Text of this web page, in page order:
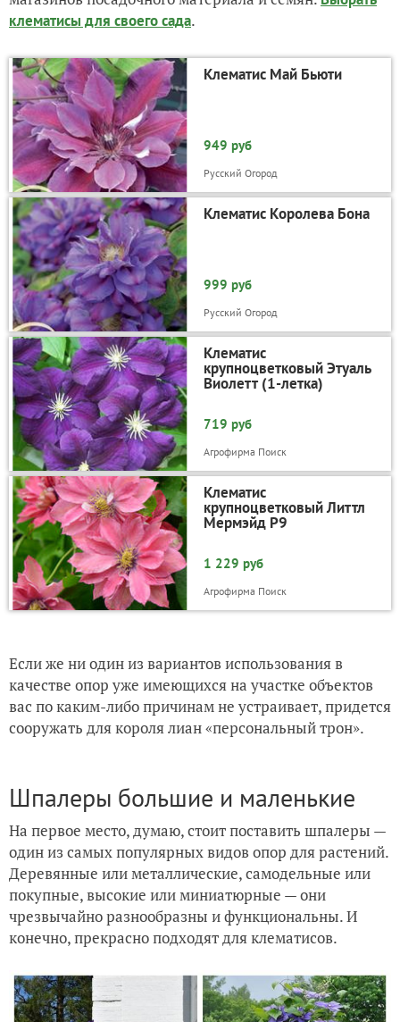
клематисы для своего сада.
Клематис Май Бьюти
949 руб
Русский Огород
Клематис Королева Бона
999 руб
Русский Огород
Клематис
крупноцветковый Этуаль
Виолетт (1-летка)
719 руб
Агрофирма Поиск
Клематис
крупноцветковый Литтл
Мермэйд Р9
1 229 руб
Агрофирма Поиск
Если же ни один из вариантов использования в
качестве опор уже имеющихся на участке объектов
вас по каким-либо причинам не устраивает, придется
сооружать для короля лиан «персональный трон».
Шпалеры большие и маленькие
На первое место, думаю, стоит поставить шпалеры —
один из самых популярных видов опор для растений.
Деревянные или металлические, самодельные или
покупные, высокие или миниатюрные — они
чрезвычайно разнообразны и функциональны. И
конечно, прекрасно подходят для клематисов.